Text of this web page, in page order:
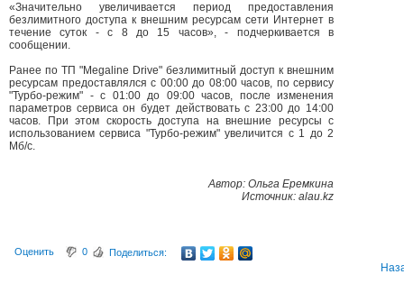
«Значительно увеличивается период предоставления
безлимитного доступа к внешним ресурсам сети Интернет в
течение суток - с 8 до 15 часов», - подчеркивается в
сообщении.
Ранее по ТП "Megaline Drive" безлимитный доступ к внешним
ресурсам предоставлялся с 00:00 до 08:00 часов, по сервису
"Турбо-режим" - с 01:00 до 09:00 часов, после изменения
параметров сервиса он будет действовать с 23:00 до 14:00
часов. При этом скорость доступа на внешние ресурсы с
использованием сервиса "Турбо-режим" увеличится с 1 до 2
Мб/с.
Автор: Ольга Еремкина
Источник: alau.kz
Оценить 0 Поделиться: